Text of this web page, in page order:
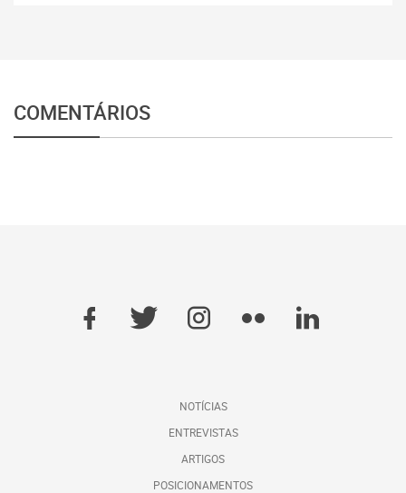
COMENTÁRIOS
NOTÍCIAS
ENTREVISTAS
ARTIGOS
POSICIONAMENTOS